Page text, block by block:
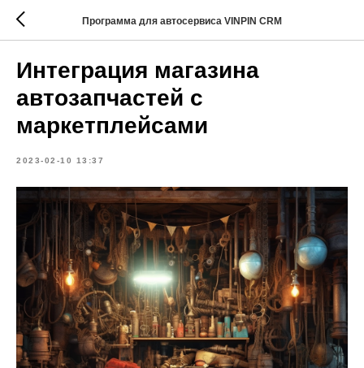
Программа для автосервиса VINPIN CRM
Интеграция магазина
автозапчастей с
маркетплейсами
2023-02-10 13:37